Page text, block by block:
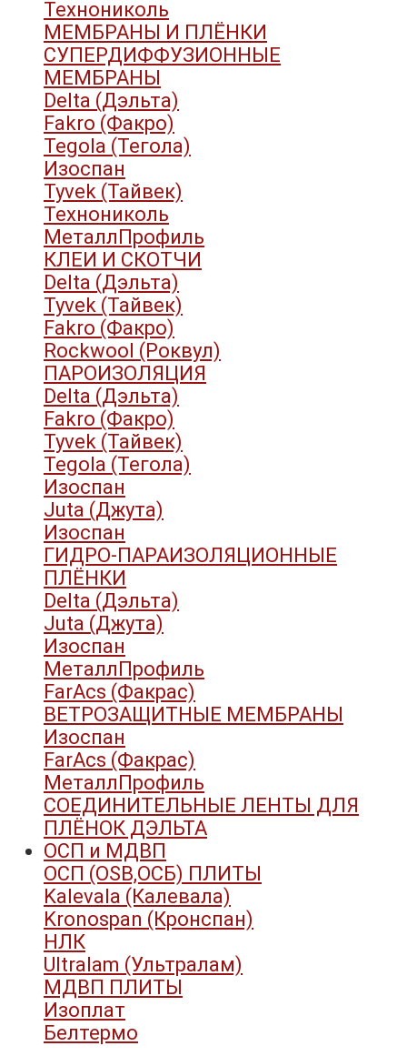
Технониколь
МЕМБРАНЫ И ПЛЁНКИ
СУПЕРДИФФУЗИОННЫЕ
МЕМБРАНЫ
Delta (Дэльта)
Fakro (Факро)
Tegola (Тегола)
Изоспан
Tyvek (Тайвек)
Технониколь
МеталлПрофиль
КЛЕИ И СКОТЧИ
Delta (Дэльта)
Tyvek (Тайвек)
Fakro (Факро)
Rockwool (Роквул)
ПАРОИЗОЛЯЦИЯ
Delta (Дэльта)
Fakro (Факро)
Tyvek (Тайвек)
Tegola (Тегола)
Изоспан
Juta (Джута)
Изоспан
ГИДРО-ПАРАИЗОЛЯЦИОННЫЕ
ПЛЁНКИ
Delta (Дэльта)
Juta (Джута)
Изоспан
МеталлПрофиль
FarAcs (Факрас)
ВЕТРОЗАЩИТНЫЕ МЕМБРАНЫ
Изоспан
FarAcs (Факрас)
МеталлПрофиль
СОЕДИНИТЕЛЬНЫЕ ЛЕНТЫ ДЛЯ
ПЛЁНОК ДЭЛЬТА
ОСП и МДВП
ОСП (OSB,ОСБ) ПЛИТЫ
Kalevala (Калевала)
Kronospan (Кронспан)
НЛК
Ultralam (Ультралам)
МДВП ПЛИТЫ
Изоплат
Белтермо